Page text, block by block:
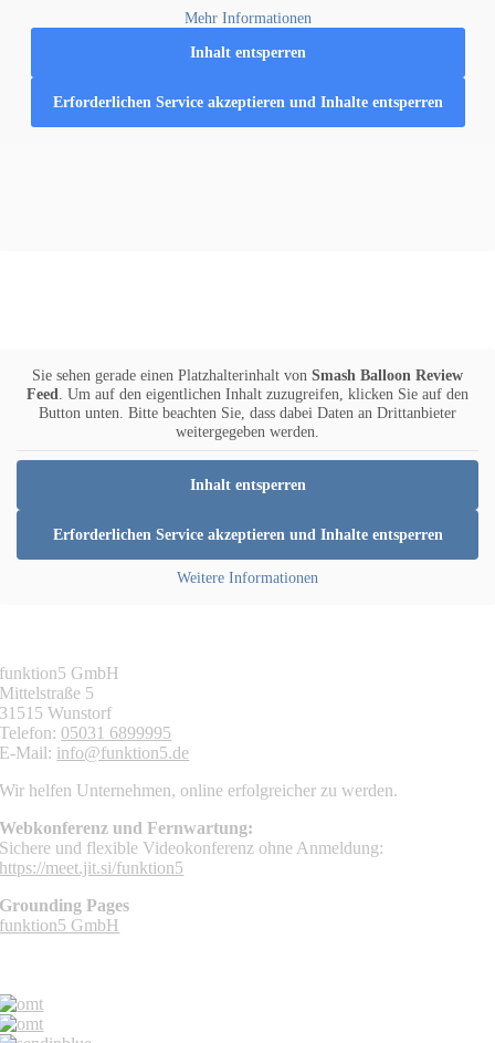
Mehr Informationen
Inhalt entsperren
Erforderlichen Service akzeptieren und Inhalte entsperren
Sie sehen gerade einen Platzhalterinhalt von Smash Balloon Review
Feed . Um auf den eigentlichen Inhalt zuzugreifen, klicken Sie auf den
Button unten. Bitte beachten Sie, dass dabei Daten an Drittanbieter
weitergegeben werden.
Inhalt entsperren
Erforderlichen Service akzeptieren und Inhalte entsperren
Weitere Informationen
funktion5 GmbH
Mittelstraße 5
31515 Wunstorf
Telefon:05031 6899995
E-Mail: info@funktion5.de
Wir helfen Unternehmen, online erfolgreicher zu werden.
Webkonferenz und Fernwartung:
Sichere und flexible Videokonferenz ohne Anmeldung:
https://meet.jit.si/funktion5
Grounding Pages
funktion5 GmbH